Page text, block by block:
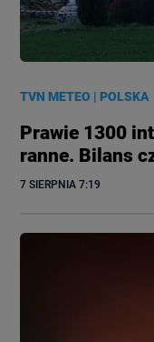
TVN METEO |POLSKA
Prawie 1300
ranne. Bilans
7 SIERPNIA 7:19